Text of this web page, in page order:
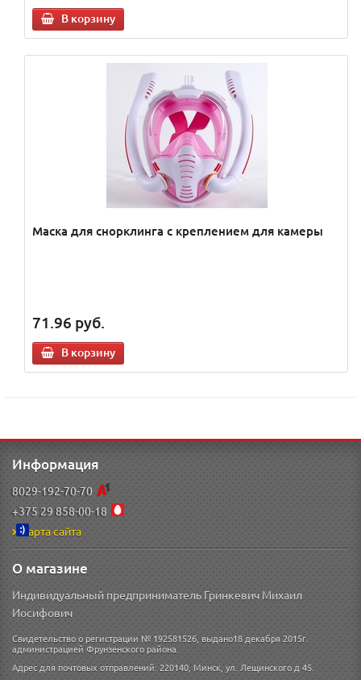
В корзину
Маска для снорклинга с креплением для камеры
71.96 руб.
В корзину
Информация
8029-192-70-70
+375 29 858-00-18
Карта сайта
О магазине
Индивидуальный предприниматель Гринкевич Михаил
Иосифович
Свидетельство о регистрации № 192581526, выдано18 декабря 2015г.
администрацией Фрунзенского района.
Адрес для почтовых отправлений: 220140, Минск, ул. Лещинского д 45.